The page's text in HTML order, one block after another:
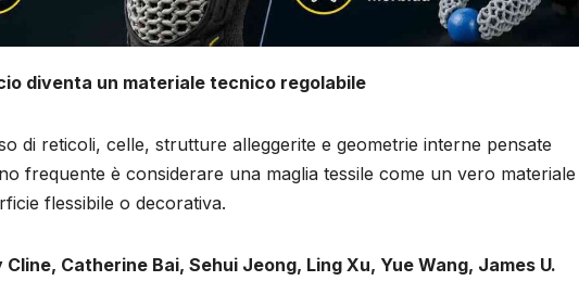
diventa un materiale tecnico regolabile
di reticoli, celle, strutture alleggerite e geometrie interne pensate
frequente è considerare una maglia tessile come un vero materiale
flessibile o decorativa.
Cline, Catherine Bai, Sehui Jeong, Ling Xu, Yue Wang, James U.